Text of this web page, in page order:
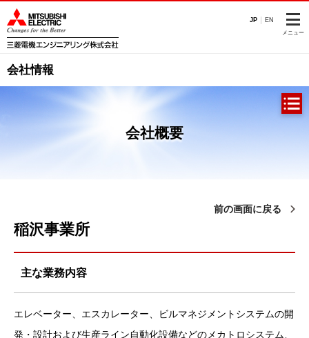
JP EN
メニュー
会社情報
会社概要
前の画面に戻る
稲沢事業所
主な業務内容
エレベーター、エスカレーター、ビルマネジメントシステムの開
発・設計および生産ライン自動化設備などのメカトロシステム、